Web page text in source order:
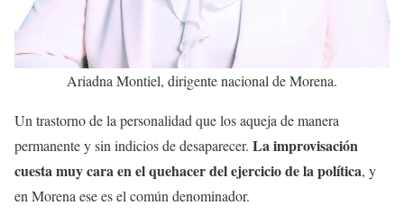
Ariadna Montiel, dirigente nacional de Morena.
Un trastorno de la personalidad que los aqueja de manera
permanente y sin indicios de desaparecer. La improvisación
cuesta muy cara en el quehacer del ejercicio de la política, y
en Morena ese es el común denominador.